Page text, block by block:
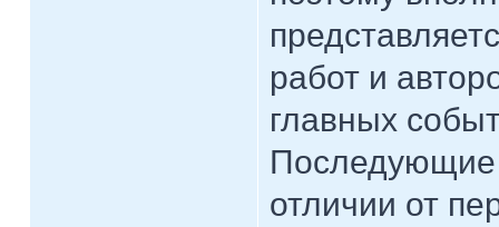
работ и
главных
Последующие
отличии от